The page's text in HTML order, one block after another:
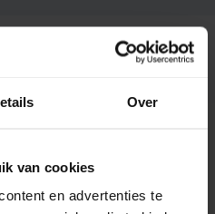
Over
van cookies
en advertenties te
railadapter, Casambi
Dali dimbaar, noodunit,
een krachtige
comfortabele